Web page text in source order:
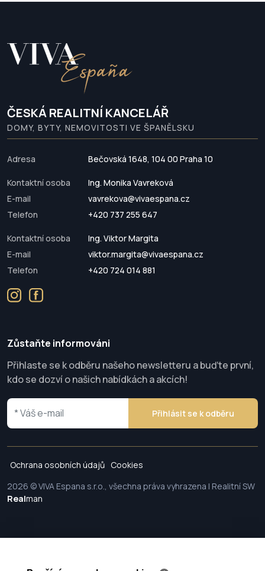
ČESKÁ REALITNÍ KANCELÁŘ
DOMY, BYTY, NEMOVITOSTI VE ŠPANĚLSKU
Adresa Bečovská 1648, 104 00 Praha 10
Kontaktní osoba
Ing. Monika Vavreková
E-mail
vavrekova@vivaespana.cz
Telefon
+420 737 255 647
Kontaktní osoba
Ing. Viktor Margita
E-mail
viktor.margita@vivaespana.cz
Telefon
+420 724 014 881
Zůstaňte informováni
Přihlaste se k odběru našeho newsletteru a buďte první,
kdo se dozví o našich nabídkách a akcích!
Přihlásit se k odběru
Ochrana osobních údajů Cookies
2026 © VIVA Espana s.r.o., všechna práva vyhrazena | Realitní SW
Realman